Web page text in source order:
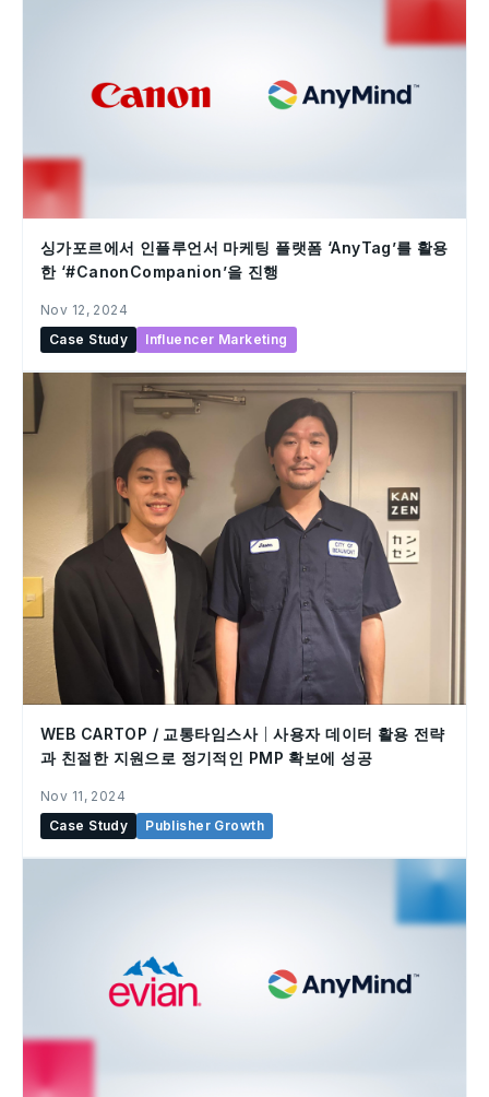
싱가포르에서 인플루언서 마케팅 플랫폼 ‘AnyTag’를 활용
한 ‘#CanonCompanion’을 진행
Nov 12, 2024
Case Study
Influencer Marketing
WEB CARTOP / 교통타임스사｜사용자 데이터 활용 전략
과 친절한 지원으로 정기적인 PMP 확보에 성공
Nov 11, 2024
Case Study
Publisher Growth